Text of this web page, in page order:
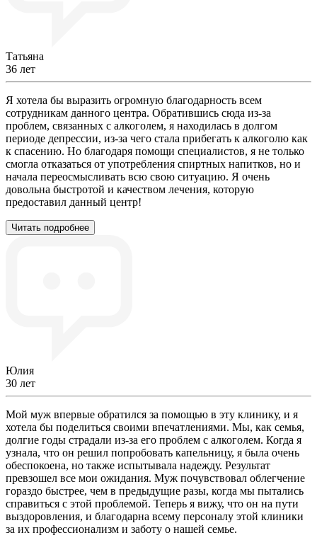
Татьяна
36 лет
Я хотела бы выразить огромную благодарность всем
сотрудникам данного центра. Обратившись сюда из-за
проблем, связанных с алкоголем, я находилась в долгом
периоде депрессии, из-за чего стала прибегать к алкоголю как
к спасению. Но благодаря помощи специалистов, я не только
смогла отказаться от употребления спиртных напитков, но и
начала переосмысливать всю свою ситуацию. Я очень
довольна быстротой и качеством лечения, которую
предоставил данный центр!
Читать подробнее
Юлия
30 лет
Мой муж впервые обратился за помощью в эту клинику, и я
хотела бы поделиться своими впечатлениями. Мы, как семья,
долгие годы страдали из-за его проблем с алкоголем. Когда я
узнала, что он решил попробовать капельницу, я была очень
обеспокоена, но также испытывала надежду. Результат
превзошел все мои ожидания. Муж почувствовал облегчение
гораздо быстрее, чем в предыдущие разы, когда мы пытались
справиться с этой проблемой. Теперь я вижу, что он на пути
выздоровления, и благодарна всему персоналу этой клиники
за их профессионализм и заботу о нашей семье.